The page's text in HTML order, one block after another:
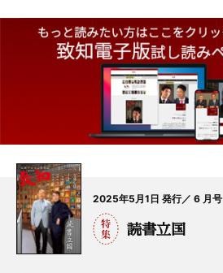
2025年5月1日 発行／ 6 月号
読書立国